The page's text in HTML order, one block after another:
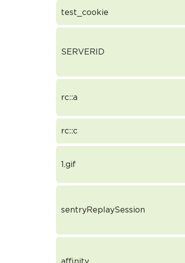
test_cookie
SERVERID
rc::a
rc::c
1.gif
sentryReplaySession